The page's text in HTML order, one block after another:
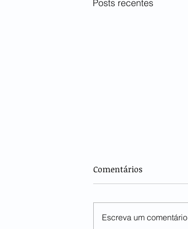
Posts recentes
Comentários
Escreva um comentário